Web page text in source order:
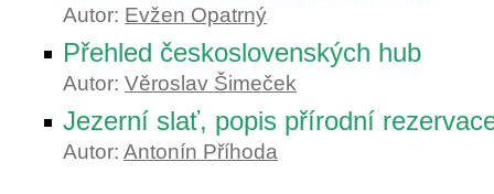
Autor: Evžen Opatrný
Přehled československých hub
Autor: Věroslav Šimeček
Jezerní slať, popis přírodní
Autor: Antonín Příhoda